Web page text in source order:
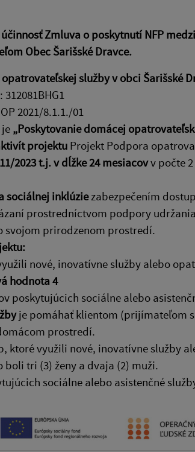
Zmluva o poskytnutí NFP
Obec Šarišské Dravce.
služby v obci Šarišské
2021/8.1.1./01
„Poskytovanie domácej
projektu Projekt Podpora
2023 t.j. v dĺžke 24 mesiacovv počte
sociálnej inklúziezabezpečením
prostredníctvom podpory
svojom prirodzenom prostredí.
nové, inovatívne služby alebo
hodnota 4
poskytujúcich sociálne alebo
je pomáhať klientom (prijímateľom
prostredí.
ktoré využili nové, inovatívne služby
boli tri (3) ženy a dvaja (2) muži.
sociálne alebo asistenčné